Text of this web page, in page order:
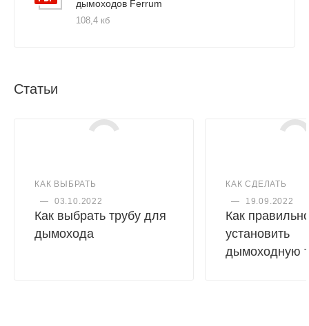
дымоходов Ferrum
108,4 кб
Статьи
КАК ВЫБРАТЬ
—
03.10.2022
Как выбрать трубу для
дымохода
КАК СДЕЛАТЬ
—
19.09.2022
Как
установить
дымоходную